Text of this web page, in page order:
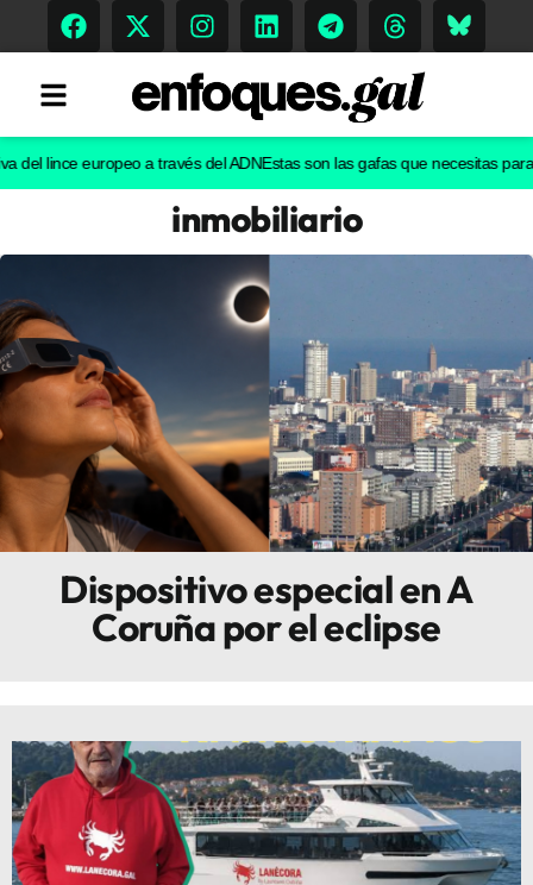
Gastronomía
Escenarios
Sostenibilidad
Innova
europeo a través del ADNEstas son las gafas que necesitas para ver
inmobiliario
Dispositivo especial en A
Coruña por el eclipse